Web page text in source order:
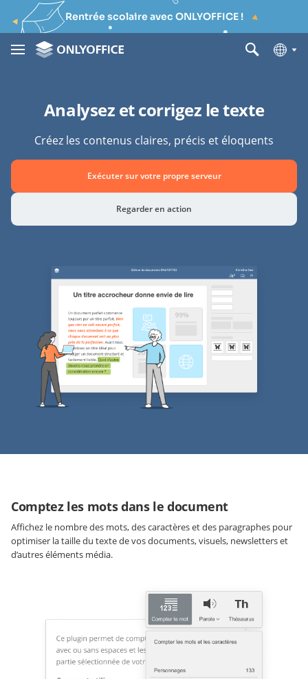
Rentrée scolaire avec ONLYOFFICE !
Analysez et corrigez le texte
Créez les contenus claires, précis et éloquents
Exécuter sur votre propre serveur
Regarder en action
Comptez les mots dans le document
Affichez le nombre des mots, des caractères et des paragraphes pour
optimiser la taille du texte de vos documents, visuels, newsletters et
d’autres éléments média.